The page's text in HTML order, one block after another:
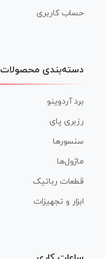
حساب کاربری
دسته‌بندی محصولات
برد آردوینو
رزبری پای
سنسورها
ماژول‌ها
قطعات رباتیک
ابزار و تجهیزات